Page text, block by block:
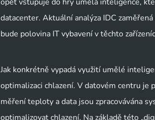
datacenter. Aktuální analýza IDC
bude polovina IT vybavení v těchto
Jak konkrétně vypadá využití umělé
optimalizaci chlazení. V datovém centru
měření teploty a data jsou zpracovávána
optimalizovat chlazení. Na základě této